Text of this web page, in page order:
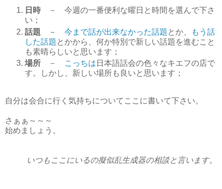
日時－ 今週の一番便利な曜日と時間を選んで下さ
い；
話題 － 今まで話が出来なかった話題 とか、
もう話
した話題 とかから、何か特別で新しい話題を進むこと
も素晴らしいと思います；
場所 － こっちは 日本語話会の色々なキエフの店で
す。しかし、新しい場所も良いと思います；
自分は会合に行く気持ちについてここに書いて下さい。
さぁぁ～～～
始めましょう。
いつもここにいるの擬似乱生成器の相談と言います。